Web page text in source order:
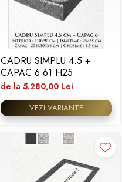
CADRU SIMPLU 4.5 +
CAPAC 6 61 H25
de la 5.280,00 Lei
VEZI VARIANTE